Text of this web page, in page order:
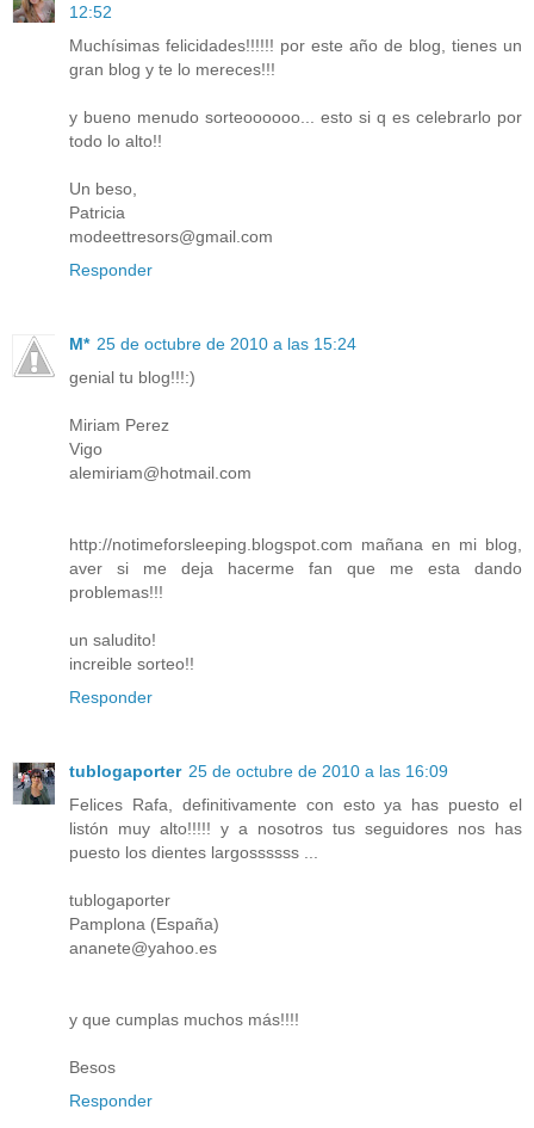
12:52
Muchísimas felicidades!!!!!! por este año de blog, tienes un
gran blog y te lo mereces!!!
y bueno menudo sorteoooooo... esto si q es celebrarlo por
todo lo alto!!
Un beso,
Patricia
modeettresors@gmail.com
Responder
M* 25 de octubre de 2010 a las 15:24
genial tu blog!!!:)
Miriam Perez
Vigo
alemiriam@hotmail.com
http://notimeforsleeping.blogspot.com mañana en mi blog,
aver si me deja hacerme fan que me esta dando
problemas!!!
un saludito!
increible sorteo!!
Responder
tublogaporter 25 de octubre de 2010 a las 16:09
Felices Rafa, definitivamente con esto ya has puesto el
listón muy alto!!!!! y a nosotros tus seguidores nos has
puesto los dientes largossssss ...
tublogaporter
Pamplona (España)
ananete@yahoo.es
y que cumplas muchos más!!!!
Besos
Responder